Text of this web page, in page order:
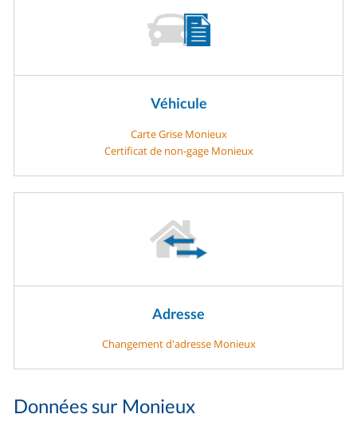
Véhicule
Carte Grise Monieux
Certificat de non-gage Monieux
Adresse
Changement d'adresse Monieux
Données sur Monieux